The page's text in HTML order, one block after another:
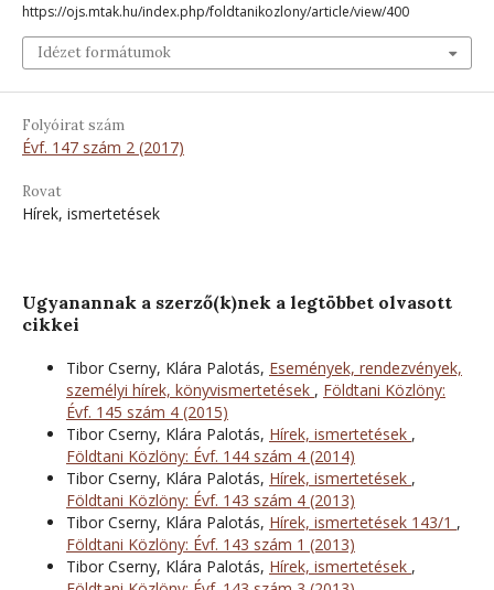
https://ojs.mtak.hu/index.php/foldtanikozlony/article/view/400
Idézet formátumok
Folyóirat szám
Évf. 147 szám 2 (2017)
Rovat
Hírek, ismertetések
Ugyanannak a szerző(k)nek a legtöbbet olvasott
cikkei
Tibor Cserny, Klára Palotás, Események, rendezvények,
személyi hírek, könyvismertetések , Földtani Közlöny:
Évf. 145 szám 4 (2015)
Tibor Cserny, Klára Palotás, Hírek, ismertetések ,
Földtani Közlöny: Évf. 144 szám 4 (2014)
Tibor Cserny, Klára Palotás, Hírek, ismertetések ,
Földtani Közlöny: Évf. 143 szám 4 (2013)
Tibor Cserny, Klára Palotás, Hírek, ismertetések 143/1 ,
Földtani Közlöny: Évf. 143 szám 1 (2013)
Tibor Cserny, Klára Palotás, Hírek, ismertetések ,